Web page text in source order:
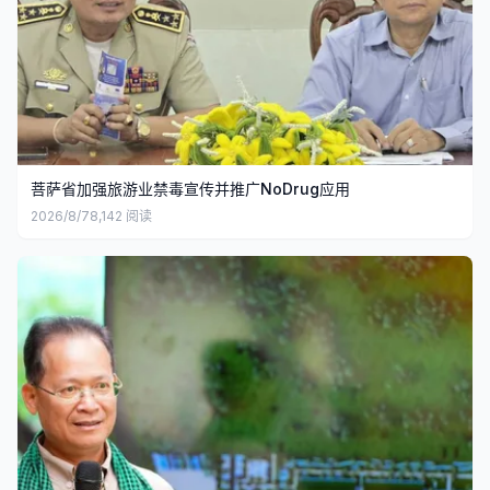
菩萨省加强旅游业禁毒宣传并推广NoDrug应用
2026/8/78,142 阅读